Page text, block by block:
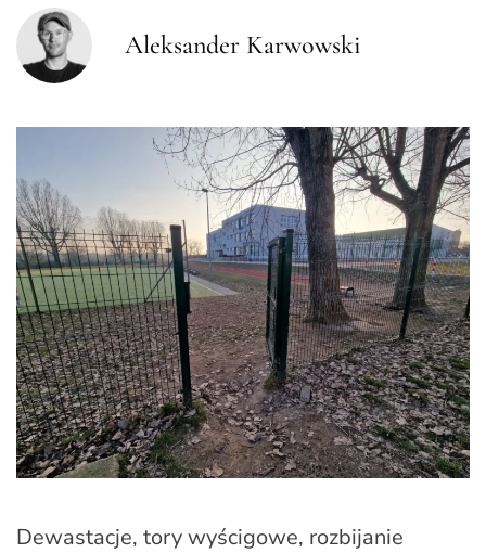
Aleksander Karwowski
Dewastacje, tory wyścigowe, rozbijanie